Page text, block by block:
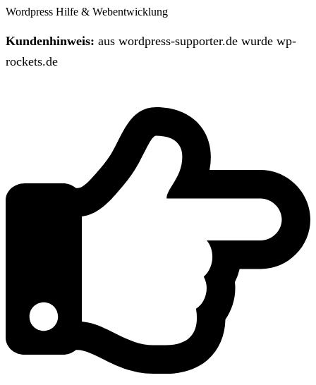
Wordpress Hilfe & Webentwicklung
Kundenhinweis: aus wordpress-supporter.de wurde wp-
rockets.de